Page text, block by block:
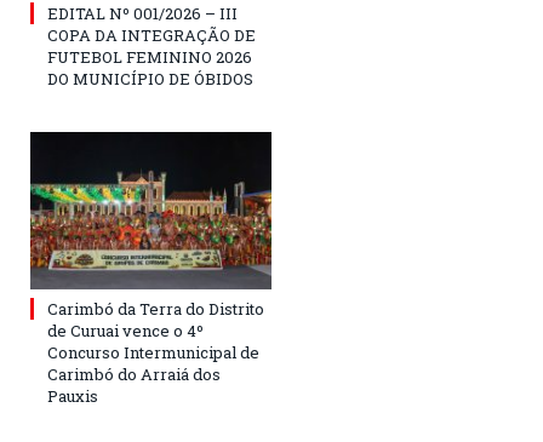
EDITAL Nº 001/2026 – III
COPA DA INTEGRAÇÃO DE
FUTEBOL FEMININO 2026
DO MUNICÍPIO DE ÓBIDOS
Carimbó da Terra do Distrito
de Curuai vence o 4º
Concurso Intermunicipal de
Carimbó do Arraiá dos
Pauxis